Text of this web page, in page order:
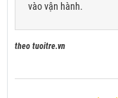
vào vận hành.
theo tuoitre.vn